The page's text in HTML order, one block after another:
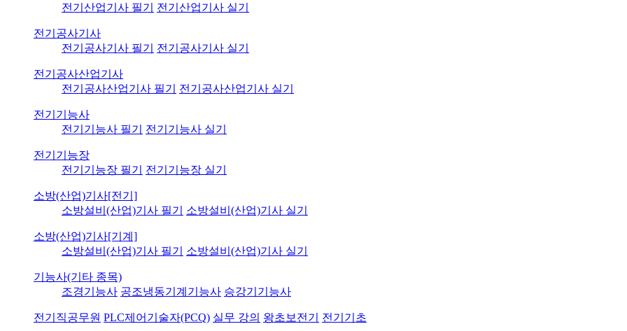
전기산업기사 필기
전기산업기사 실기
전기공사기사
전기공사기사 필기
전기공사기사 실기
전기공사산업기사
전기공사산업기사 필기
전기공사산업기사 실기
전기기능사
전기기능사 필기
전기기능사 실기
전기기능장
전기기능장 필기
전기기능장 실기
소방(산업)기사[전기]
소방설비(산업)기사 필기
소방설비(산업)기사 실기
소방(산업)기사[기계]
소방설비(산업)기사 필기
소방설비(산업)기사 실기
기능사(기타 종목)
조경기능사 공조냉동기계기능사 승강기기능사
전기직공무원 PLC제어기술자(PCQ) 실무 강의 왕초보전기 전기기초